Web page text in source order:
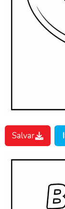
Salvar